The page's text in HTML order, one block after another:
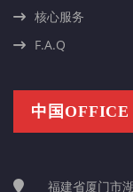
核心服务
F.A.Q
中国OFFICE
福建省厦门市